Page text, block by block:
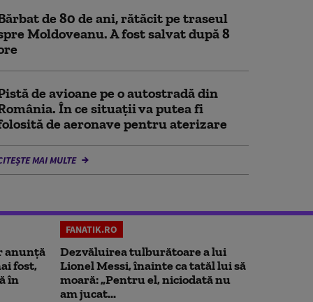
de 80 de ani, rătăcit pe traseul
Moldoveanu. A fost salvat după 8
de avioane pe o autostradă din
În ce situații va putea fi
de aeronave pentru aterizare
MAI MULTE
anunță
fost,
în
FANATIK.RO
Dezvăluirea tulburătoare a lui
Lionel Messi, înainte ca tatăl lui să
moară: „Pentru el, niciodată nu
am jucat...